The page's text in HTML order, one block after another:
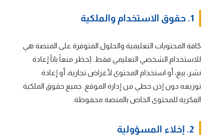
1. حقوق الاستخدام والملكية
كافة المحتويات التعليمية والحلول المتوفرة على المنصة هي
للاستخدام الشخصي التعليمي فقط. يُحظر منعاً باتاً إعادة
نشر، بيع، أو استخدام المحتوى لأغراض تجارية، أو إعادة
توزيعه دون إذن خطي من إدارة الموقع. جميع حقوق الملكية
الفكرية للمحتوى الخاص بالمنصة محفوظة.
2. إخلاء المسؤولية